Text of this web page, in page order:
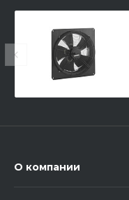
О компании